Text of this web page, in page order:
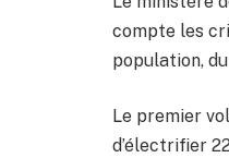
compte les
population,
Le premier
d’électrifier